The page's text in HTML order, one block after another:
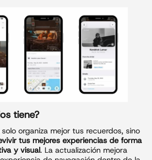
tiene?
organiza mejor tus recuerdos, sino
tus mejores experiencias de forma
y visual. La actualización mejora